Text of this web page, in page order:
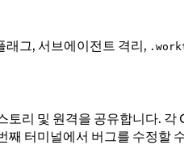
래그, 서브에이전트 격리,
리 및 원격을 공유합니다.
터미널에서 버그를 수정할